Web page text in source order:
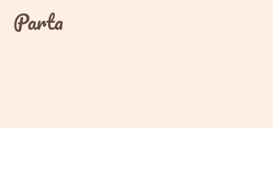
contentParta